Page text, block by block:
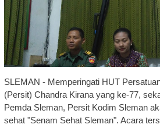
SLEMAN - Memperingati HUT
(Persit) Chandra Kirana yang ke-77,
Pemda Sleman, Persit Kodim Sleman
sehat "Senam Sehat Sleman". Acara